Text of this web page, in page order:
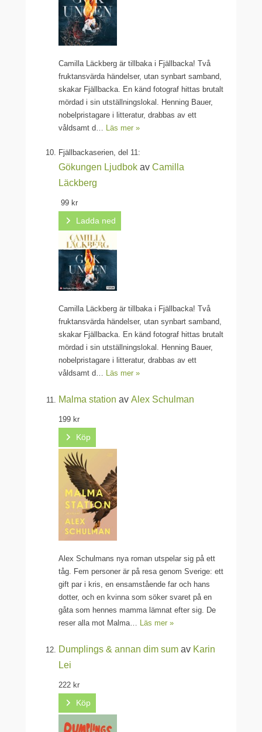
Camilla Läckberg är tillbaka i Fjällbacka! Två
fruktansvärda händelser, utan synbart samband,
skakar Fjällbacka. En känd fotograf hittas brutalt
mördad i sin utställningslokal. Henning Bauer,
nobelpristagare i litteratur, drabbas av ett
våldsamt d… Läs mer »
Fjällbackaserien, del 11:
Gökungen Ljudbok av Camilla
Läckberg
99 kr
Ladda ned
Camilla Läckberg är tillbaka i Fjällbacka! Två
fruktansvärda händelser, utan synbart samband,
skakar Fjällbacka. En känd fotograf hittas brutalt
mördad i sin utställningslokal. Henning Bauer,
nobelpristagare i litteratur, drabbas av ett
våldsamt d… Läs mer »
Malma station av Alex Schulman
199 kr
Köp
Alex Schulmans nya roman utspelar sig på ett
tåg. Fem personer är på resa genom Sverige: ett
gift par i kris, en ensamstående far och hans
dotter, och en kvinna som söker svaret på en
gåta som hennes mamma lämnat efter sig. De
reser alla mot Malma… Läs mer »
Dumplings & annan dim sum av Karin
Lei
222 kr
Köp